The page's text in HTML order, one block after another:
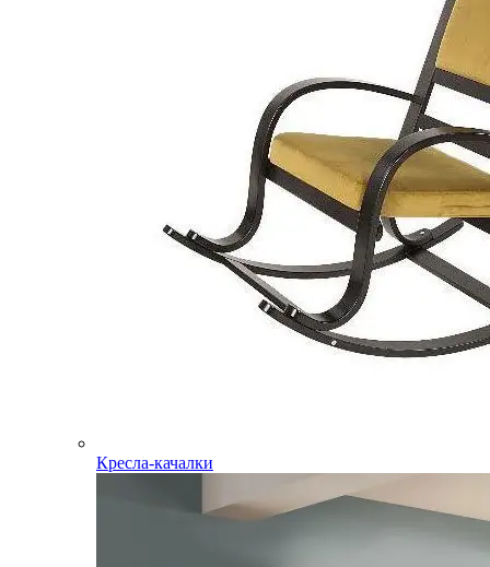
Кресла-качалки